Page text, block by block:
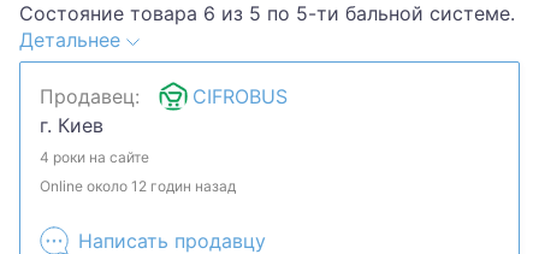
Состояние товара 6 из 5 по 5-ти бальной системе.
Примечание: без дефектов. Комплектация товара:
упаковка, документы, кабель.Хотите скидку?
Давайте обсудим. Предложите свою цену и мы
посмотрим, что сможем сделать.Уточняйте
наличие и комплектацию у менеджера. Товар
может быть продан в розничном магазине.
Детальнее
Продавец:
CIFROBUS
г. Киев
4 роки на сайте
Online около 12 годин назад
Написать продавцу